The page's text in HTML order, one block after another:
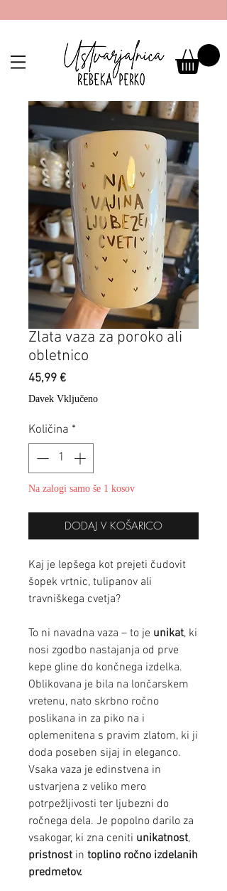
Zlata vaza za poroko ali
obletnico
45,99 €Price
Davek Vključeno
Količina *
Na zalogi samo še 1 kosov
DODAJ V KOŠARICO
Kaj je lepšega kot prejeti čudovit
šopek vrtnic, tulipanov ali
travniškega cvetja?
To ni navadna vaza – to je unikat, ki
nosi zgodbo nastajanja od prve
kepe gline do končnega izdelka.
Oblikovana je bila na lončarskem
vretenu, nato skrbno ročno
poslikana in za piko na i
oplemenitena s pravim zlatom, ki ji
doda poseben sijaj in eleganco.
Vsaka vaza je edinstvena in
ustvarjena z veliko mero
potrpežljivosti ter ljubezni do
ročnega dela. Je popolno darilo za
vsakogar, ki zna ceniti unikatnost,
pristnost in toplino ročno izdelanih
predmetov.